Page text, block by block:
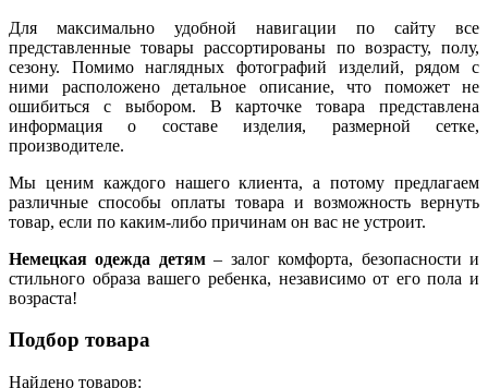
Для максимально удобной навигации по сайту все
представленные товары рассортированы по возрасту, полу,
сезону. Помимо наглядных фотографий изделий, рядом с
ними расположено детальное описание, что поможет не
ошибиться с выбором. В карточке товара представлена
информация о составе изделия, размерной сетке,
производителе.
Мы ценим каждого нашего клиента, а потому предлагаем
различные способы оплаты товара и возможность вернуть
товар, если по каким-либо причинам он вас не устроит.
Немецкая одежда детям– залог комфорта, безопасности и
стильного образа вашего ребенка, независимо от его пола и
возраста!
Подбор товара
Найдено товаров: